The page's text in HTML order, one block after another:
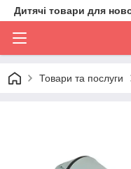
Дитячі товари для
Товари та послуги